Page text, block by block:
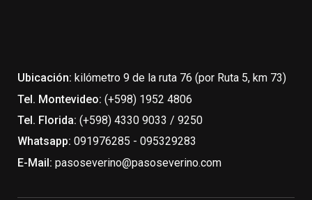
Ubicación: kilómetro 9 de la ruta 76 (por Ruta 5, km 73)
Tel. Montevideo: (+598) 1952 4806
Tel. Florida: (+598) 4330 9033 / 9250
Whatsapp: 091976285 - 095329283
E-Mail: pasoseverino@pasoseverino.com